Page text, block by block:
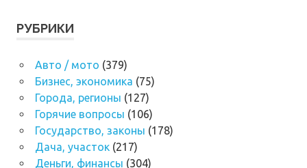
РУБРИКИ
Авто / мото (379)
Бизнес, экономика (75)
Города, регионы (127)
Горячие вопросы (106)
Государство, законы (178)
Дача, участок(217)
Деньги, финансы (304)